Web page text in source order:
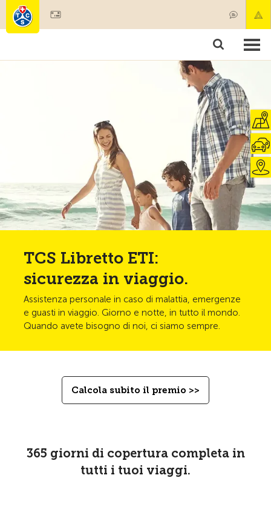
Societariato & prestazioni
TCS Libretto ETI:
sicurezza in viaggio.
Assistenza personale in caso di malattia, emergenze
e guasti in viaggio. Giorno e notte, in tutto il mondo.
Quando avete bisogno di noi, ci siamo sempre.
Calcola subito il premio >>
365 giorni di copertura completa in
tutti i tuoi viaggi.